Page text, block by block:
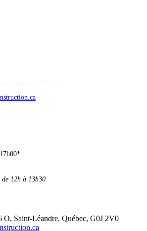
12h à 13h30.
O, Saint-Léandre, Québec, G0J 2V0